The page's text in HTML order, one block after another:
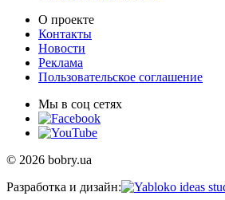
О проекте
Контакты
Новости
Реклама
Пользовательское соглашение
Мы в соц сетях
© 2026 bobry.ua
Разработка и дизайн: